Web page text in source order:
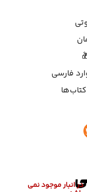
فارسی
در انبار موجود نمی